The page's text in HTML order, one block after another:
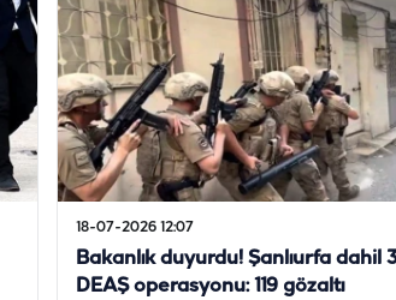
18-07-2026 12:07
Bakanlık duyurdu! Şanlıurfa dahil
DEAŞ operasyonu: 119 gözaltı